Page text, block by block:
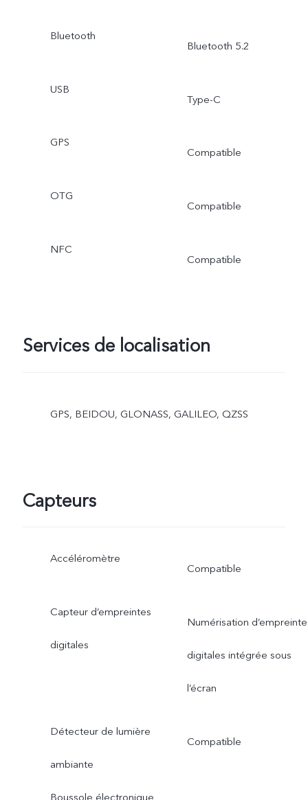
Bluetooth
Bluetooth 5.2
USB
Type-C
GPS
Compatible
OTG
Compatible
NFC
Compatible
Services de localisation
GPS, BEIDOU, GLONASS, GALILEO, QZSS
Capteurs
Accéléromètre
Compatible
Capteur d’empreintes
digitales
Numérisation
digitales intégrée sous
l’écran
Détecteur de lumière
ambiante
Compatible